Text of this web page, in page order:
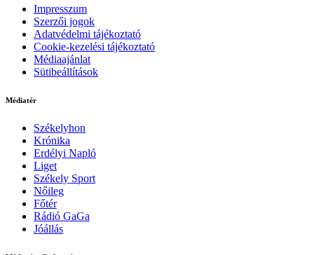
Impresszum
Szerzői jogok
Adatvédelmi tájékoztató
Cookie-kezelési tájékoztató
Médiaajánlat
Sütibeállítások
Médiatér
Székelyhon
Krónika
Erdélyi Napló
Liget
Székely Sport
Nőileg
Főtér
Rádió GaGa
Jóállás